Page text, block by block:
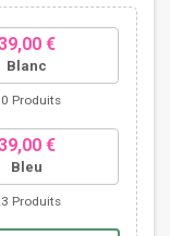
€
Blanc
Produits
€
Bleu
Produits